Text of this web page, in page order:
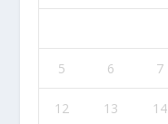
5 6 7
12 13 14